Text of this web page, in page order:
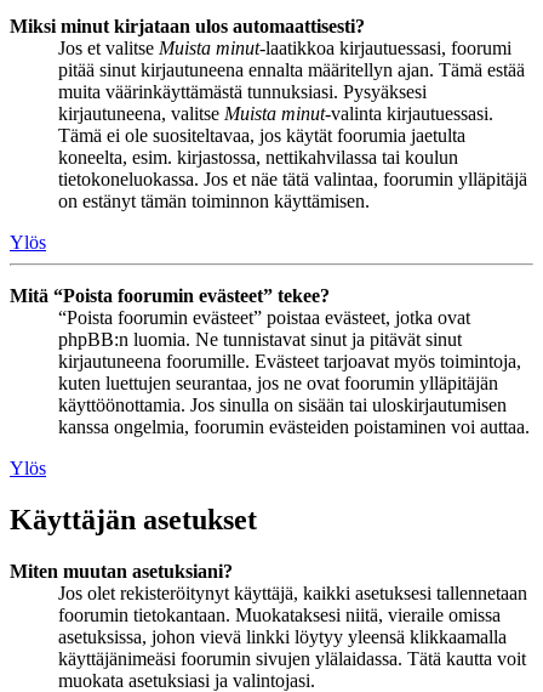
Miksi minut kirjataan ulos automaattisesti?
Jos et valitse Muista minut-laatikkoa kirjautuessasi, foorumi
pitää sinut kirjautuneena ennalta määritellyn ajan. Tämä estää
muita väärinkäyttämästä tunnuksiasi. Pysyäksesi
kirjautuneena, valitse Muista minut-valinta kirjautuessasi.
Tämä ei ole suositeltavaa, jos käytät foorumia jaetulta
koneelta, esim. kirjastossa, nettikahvilassa tai koulun
tietokoneluokassa. Jos et näe tätä valintaa, foorumin ylläpitäjä
on estänyt tämän toiminnon käyttämisen.
Ylös
Mitä “Poista foorumin evästeet” tekee?
“Poista foorumin evästeet” poistaa evästeet, jotka ovat
phpBB:n luomia. Ne tunnistavat sinut ja pitävät sinut
kirjautuneena foorumille. Evästeet tarjoavat myös toimintoja,
kuten luettujen seurantaa, jos ne ovat foorumin ylläpitäjän
käyttöönottamia. Jos sinulla on sisään tai uloskirjautumisen
kanssa ongelmia, foorumin evästeiden poistaminen voi auttaa.
Ylös
Käyttäjän asetukset
Miten muutan asetuksiani?
Jos olet rekisteröitynyt käyttäjä, kaikki asetuksesi tallennetaan
foorumin tietokantaan. Muokataksesi niitä, vieraile omissa
asetuksissa, johon vievä linkki löytyy yleensä klikkaamalla
käyttäjänimeäsi foorumin sivujen ylälaidassa. Tätä kautta voit
muokata asetuksiasi ja valintojasi.